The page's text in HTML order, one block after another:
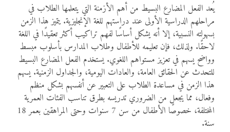
يُعد الفعل المضارع البسيط من أهم الأزمنة التي يتعلمها الطلاب في
مراحلهم الدراسية الأولى عند دراستهم للغة الإنجليزية. يتميز هذا الزمن
بسهولته النسبية، إلا أنه يشكل أساسًا لفهم تراكيب أكثر تعقيدًا في اللغة
لاحقًا. ولذلك، فإن تعليمه للأطفال وطلاب المدارس بأسلوب مبسط
وواضح يسهم في تعزيز مستواهم اللغوي. يستخدم الفعل المضارع البسيط
للتحدث عن الحقائق العامة، والعادات اليومية، والجداول الزمنية. يسهم
هذا الزمن في مساعدة الطلاب على التعبير عن أنفسهم بشكل منظم
وفعال، مما يجعل من الضروري تدريسه بطرق تناسب الفئات العمرية
المختلفة، خصوصًا الأطفال من سن 7 سنوات وحتى المراهقين بعمر 18
سنة.